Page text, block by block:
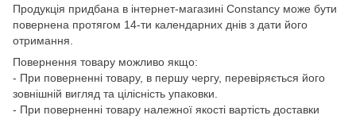
Продукція придбана в інтернет-магазині Constancy може бути
повернена протягом 14-ти календарних днів з дати його
отримання.
Повернення товару можливо якщо:
- При поверненні товару, в першу чергу, перевіряється його
зовнішній вигляд та цілісність упаковки.
- При поверненні товару належної якості вартість доставки